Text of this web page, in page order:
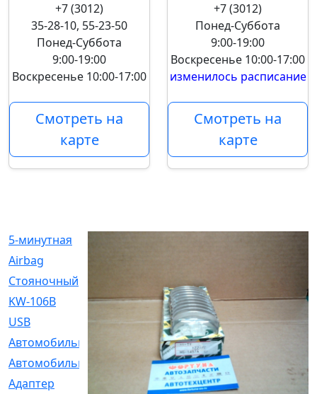
+7 (3012)
35-28-10, 55-23-50
Понед-Суббота
9:00-19:00
Воскресенье 10:00-17:00
Смотреть на
карте
+7 (3012)
Понед-Суббота
9:00-19:00
Воскресенье 10:00-17:00
изменилось расписание
Смотреть на
карте
5-минутная
Airbag
Cтояночный
KW-106B
[0]
USB
[6]
Автомобильное
Автомобильный
Адаптер